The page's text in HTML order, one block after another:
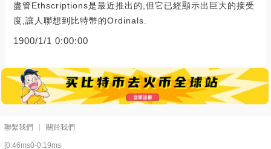
盡管Ethscriptions是最近推出的,但它已經顯示出巨大的接受
度,讓人聯想到比特幣的Ordinals.
1900/1/1 0:00:00
聯繫我們 關於我們
[0:46ms0-0:19ms